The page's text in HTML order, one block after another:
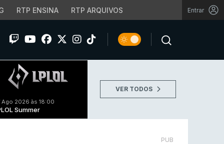
RTP ENSINA RTP ARQUIVOS Entrar
Ago 2026 às 18:00
Summer
VER TODOS
PUB